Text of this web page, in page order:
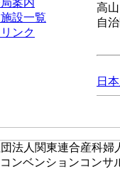
高
自
日
法人関東連合産科婦
ンベンションコンサ